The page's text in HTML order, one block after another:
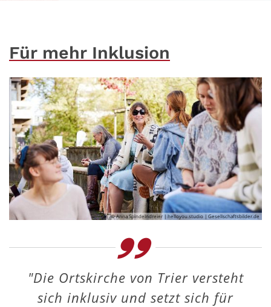
Für mehr Inklusion
© Anna Spindelndreier | helloyou.studio | Gesellschaftsbilder.de
"Die Ortskirche von Trier versteht
sich inklusiv und setzt sich für